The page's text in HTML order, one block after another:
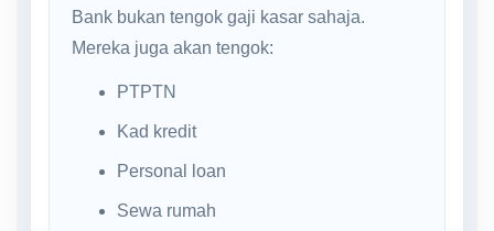
Bank bukan tengok gaji kasar sahaja.
Mereka juga akan tengok:
PTPTN
Kad kredit
Personal loan
Sewa rumah